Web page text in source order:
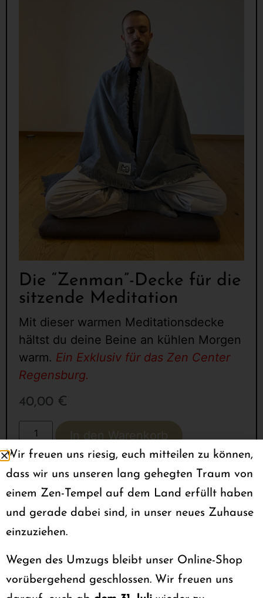
Die “Zenman”-Decke für die
sitzende Meditation
Mit dieser warmen Meditationsdecke
hältst du deine Beine an kühlen Morgen
warm. Ein Exklusiv für das Zen Center
Regensburg.
40,00 €
In den Warenkorb
Wir freuen uns riesig, euch mitteilen zu können,
dass wir uns unseren lang gehegten Traum von
einem Zen-Tempel auf dem Land erfüllt haben
und gerade dabei sind, in unser neues Zuhause
einzuziehen.
Wegen des Umzugs bleibt unser Online-Shop
vorübergehend geschlossen. Wir freuen uns